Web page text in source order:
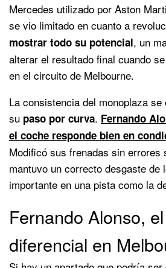
Mercedes utilizado por Aston
se vio limitado en cuanto a
mostrar todo su potencial, un
alterar el resultado final cuando
en el circuito de Melbourne.
La consistencia del monoplaza
su paso por curva. Fernando
el coche responde bien en
Modificó sus frenadas sin errores
mantuvo un correcto desgaste de
importante en una pista como la
Fernando Alonso,
diferencial en